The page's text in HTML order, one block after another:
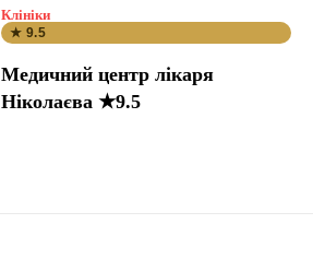
Клініки
★ 9.5
Медичний центр лікаря
Ніколаєва ★9.5